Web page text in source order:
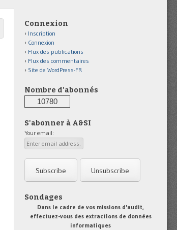
Connexion
Inscription
Connexion
Flux des publications
Flux des commentaires
Site de WordPress-FR
Nombre d'abonnés
10780
S'abonner à A&SI
Your email:
Sondages
Dans le cadre de vos missions d'audit,
effectuez-vous des extractions de données
informatiques